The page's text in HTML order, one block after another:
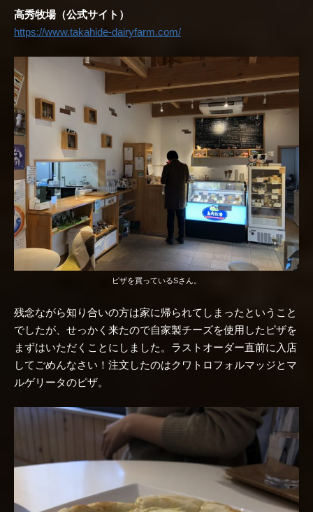
高秀牧場（公式サイト）
https://www.takahide-dairyfarm.com/
ピザを買っているSさん。
残念ながら知り合いの方は家に帰られてしまったということ
でしたが、せっかく来たので自家製チーズを使用したピザを
まずはいただくことにしました。ラストオーダー直前に入店
してごめんなさい！注文したのはクワトロフォルマッジとマ
ルゲリータのピザ。